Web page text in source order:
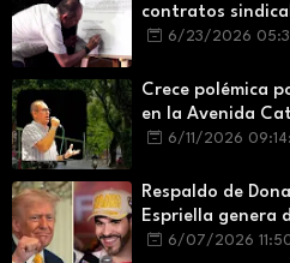
contratos
intermediación
6/23/2026
Crece polémica
en la Avenida
6/11/2026
Respaldo de
Espriella genera
influencia
6/07/2026